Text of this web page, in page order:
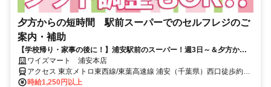
夕方からの短時間 駅前スーパーでのセルフレジのご
案内・補助
【学校帰り・家事の後に！】浦安駅前のスーパー！週3日～＆夕方から
の短時間！従業員割引あり
ワイズマート 浦安本店
アクセス 東京メトロ東西線/東葉高速線 浦安（千葉県）西口徒歩約2
分、東京メトロ東西線/ＪＲ中央本線 南行徳北口徒歩約18分、東京メ
時給1,250円以上